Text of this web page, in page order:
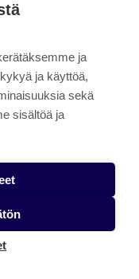
ja
ja käyttöä,
sekä
sisältöä ja